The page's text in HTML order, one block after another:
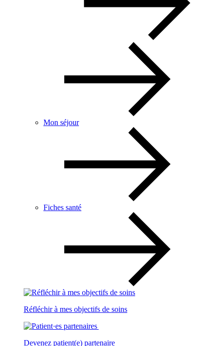
Mon séjour
Fiches santé
Réfléchir à mes objectifs de soins
Devenez patient(e) partenaire